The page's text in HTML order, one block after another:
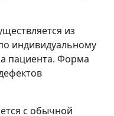
из
индивидуальному
пациента. Форма
с обычной